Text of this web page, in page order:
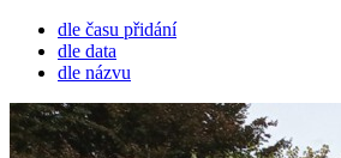
dle času přidání
dle data
dle názvu